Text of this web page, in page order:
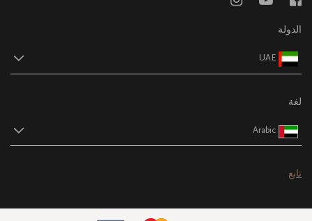
الدولة
UAE
لغة
Arabic
تابع